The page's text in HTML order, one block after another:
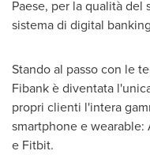
Paese, per la qualità
sistema di digital
Stando al passo con le
Fibank è diventata
propri clienti l'intera
smartphone e wearable:
e Fitbit.